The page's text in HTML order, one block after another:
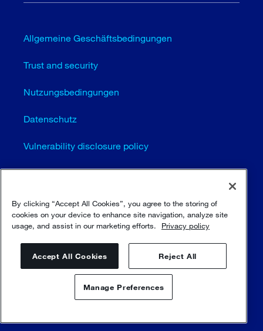
Allgemeine Geschäftsbedingungen
Trust and security
Nutzungsbedingungen
Datenschutz
Vulnerability disclosure policy
Cookie-Einstellungen (EN)
Seitenübersicht
© Sulzer Ltd 1996 - 2025
By clicking “Accept All Cookies”, you agree to the storing of
cookies on your device to enhance site navigation, analyze site
usage, and assist in our marketing efforts.
Privacy policy
Accept All Cookies Reject All
Manage Preferences